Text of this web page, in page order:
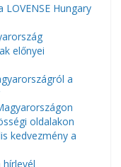
Hungary
előnyei
a
oldalakon
kedvezmény a
hírlevél